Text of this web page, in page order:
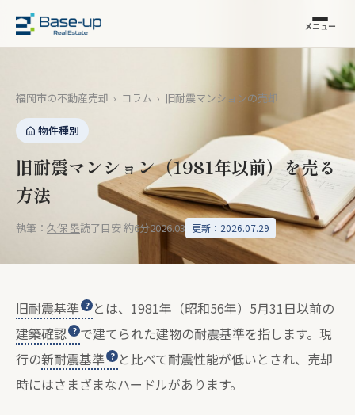
メニュー
福岡市の不動産売却 › コラム › 旧耐震マンションの売却
物件種別
旧耐震マンション（1981年以前）を売る
方法
執筆： 久保 塁読了目安 約6分2026.03 更新：2026.07.29
旧耐震基準
とは、1981年（昭和56年）5月31日以前の
建築確認
で建てられた建物の耐震基準を指します。現
行の新耐震基準
と比べて耐震性能が低いとされ、売却
時にはさまざまなハードルがあります。